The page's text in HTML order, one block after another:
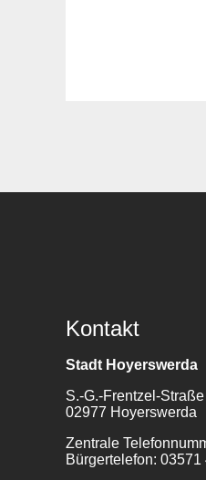
Kontakt
Stadt Hoyerswerda
S.-G.-Frentzel-Straße
02977 Hoyerswerda
Zentrale
Bürgertelefon: 03571